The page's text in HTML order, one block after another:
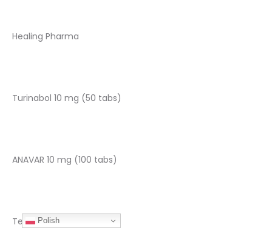
Healing Pharma
Turinabol 10 mg (50 tabs)
ANAVAR 10 mg (100 tabs)
Test Enanthate 250
Polish